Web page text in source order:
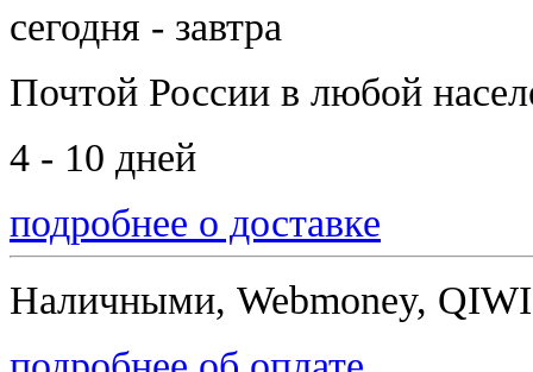
сегодня - завтра
Почтой России в любой
4 - 10 дней
подробнее о доставке
Наличными, Webmoney,